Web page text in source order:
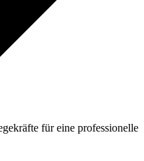
für eine professionelle